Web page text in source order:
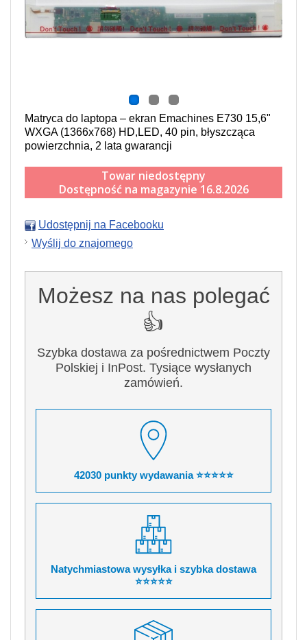
Matryca do laptopa – ekran Emachines E730 15,6"
WXGA (1366x768) HD,LED, 40 pin, błyszcząca
powierzchnia, 2 lata gwarancji
Towar niedostępny
Dostępność na magazynie 16.8.2026
Udostępnij na Facebooku
Wyślij do znajomego
Możesz na nas polegać
👍
Szybka dostawa za pośrednictwem Poczty
Polskiej i InPost. Tysiące wysłanych
zamówień.
42030 punkty wydawania ⭐⭐⭐⭐⭐
Natychmiastowa wysyłka i szybka dostawa
⭐⭐⭐⭐⭐